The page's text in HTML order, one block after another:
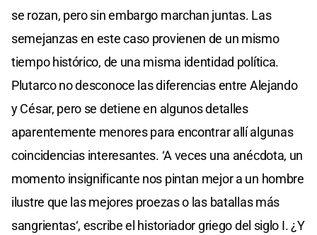
se rozan, pero sin embargo marchan juntas. Las
semejanzas en este caso provienen de un mismo
tiempo histórico, de una misma identidad política.
Plutarco no desconoce las diferencias entre Alejando
y César, pero se detiene en algunos detalles
aparentemente menores para encontrar allí algunas
coincidencias interesantes. ‘A veces una anécdota, un
momento insignificante nos pintan mejor a un hombre
ilustre que las mejores proezas o las batallas más
sangrientas‘, escribe el historiador griego del siglo I. ¿Y